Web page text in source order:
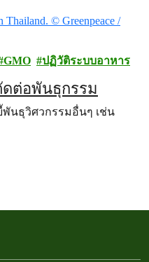
GMO ปฏิวัติระบบอาหาร
ต่อพันธุกรรม
นธุวิศวกรรมอื่นๆ เช่น